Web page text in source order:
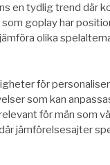
en tydlig trend där
goplay har
olika
för
som kan
för män som
jämförelsesajter